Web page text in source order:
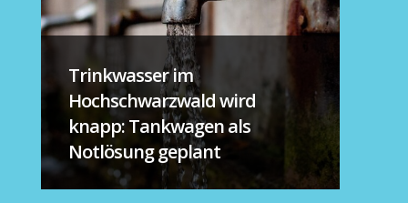
Trinkwasser im
Hochschwarzwald wird
knapp: Tankwagen als
Notlösung geplant